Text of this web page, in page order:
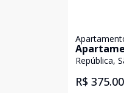
República,
R$